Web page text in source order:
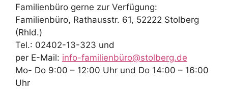
Familienbüro gerne zur Verfügung:
Familienbüro, Rathausstr. 61, 52222 Stolberg
(Rhld.)
Tel.: 02402-13-323 und
per E-Mail: info-familienbüro@stolberg.de
Mo- Do 9:00 – 12:00 Uhr und Do 14:00 – 16:00
Uhr